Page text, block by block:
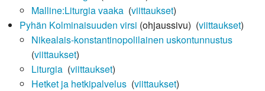
Malline:Liturgia vaaka‎ (viittaukset)
Pyhän Kolminaisuuden virsi (ohjaussivu) ‎ (viittaukset)
Nikealais-konstantinopolilainen uskontunnustus‎
(viittaukset)
Liturgia‎ (viittaukset)
Hetket ja hetkipalvelus‎ (viittaukset)